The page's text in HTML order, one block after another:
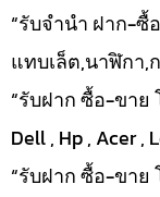
“รับจำนำ ฝาก-ซื้
แทบเล็ต,นาฬิกา,
“รับฝาก ซื้อ-ขาย
Dell , Hp , Acer ,
“รับฝาก ซื้อ-ขา